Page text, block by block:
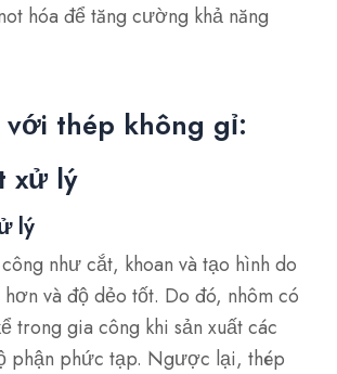
hóa để tăng cường khả năng
với thép không gỉ:
xử lý
lý
như cắt, khoan và tạo hình do
và độ dẻo tốt. Do đó, nhôm có
trong gia công khi sản xuất các
phận phức tạp. Ngược lại, thép